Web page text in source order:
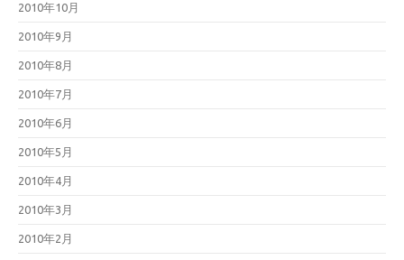
2010年10月
2010年9月
2010年8月
2010年7月
2010年6月
2010年5月
2010年4月
2010年3月
2010年2月